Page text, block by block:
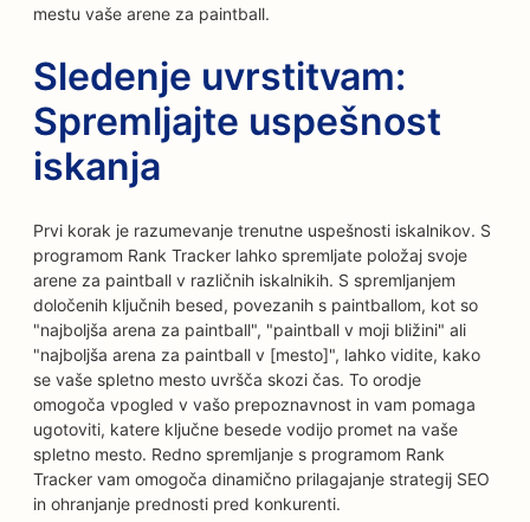
mestu vaše arene za paintball.
Sledenje uvrstitvam:
Spremljajte uspešnost
iskanja
Prvi korak je razumevanje trenutne uspešnosti iskalnikov. S
programom Rank Tracker lahko spremljate položaj svoje
arene za paintball v različnih iskalnikih. S spremljanjem
določenih ključnih besed, povezanih s paintballom, kot so
"najboljša arena za paintball", "paintball v moji bližini" ali
"najboljša arena za paintball v [mesto]", lahko vidite, kako
se vaše spletno mesto uvršča skozi čas. To orodje
omogoča vpogled v vašo prepoznavnost in vam pomaga
ugotoviti, katere ključne besede vodijo promet na vaše
spletno mesto. Redno spremljanje s programom Rank
Tracker vam omogoča dinamično prilagajanje strategij SEO
in ohranjanje prednosti pred konkurenti.